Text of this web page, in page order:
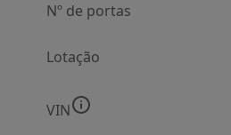
Nº de portas
Lotação
VIN